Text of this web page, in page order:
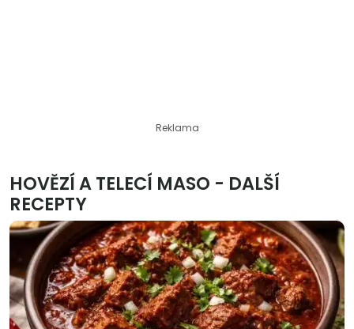
Reklama
HOVĚZÍ A TELECÍ MASO - DALŠÍ
RECEPTY